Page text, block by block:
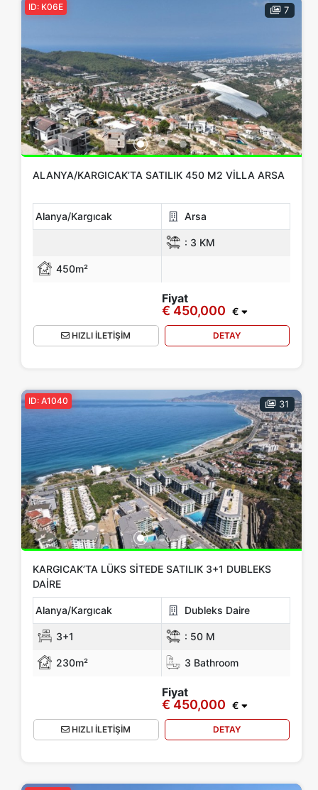
7
ID: K06E
ALANYA/KARGICAK’TA SATILIK 450 M2 VILLA ARSA
Alanya/Kargıcak Arsa
: 3 KM
450m²
Fiyat
€ 450,000 €
HIZLI İLETİŞİM DETAY
31
ID: A1040
KARGICAK’TA LÜKS SITEDE SATILIK 3+1 DUBLEKS
DAIRE
Alanya/Kargıcak Dubleks Daire
3+1 : 50 M
230m² 3 Bathroom
Fiyat
€ 450,000 €
HIZLI İLETİŞİM DETAY